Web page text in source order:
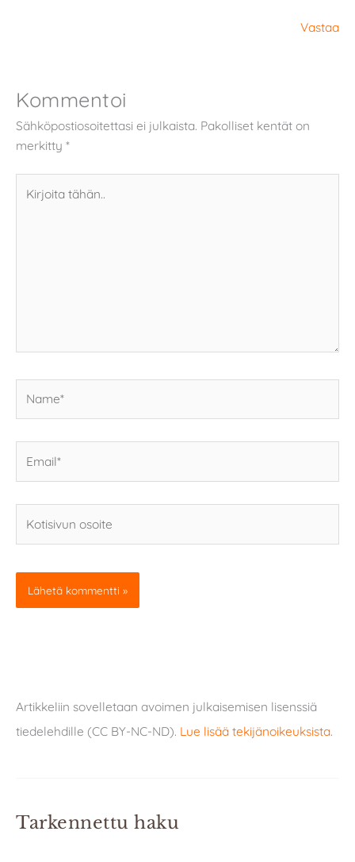
Vastaa
Kommentoi
Sähköpostiosoitettasi ei julkaista. Pakolliset kentät on
merkitty *
tähän..
osoite
Artikkeliin sovelletaan avoimen julkaisemisen lisenssiä
tiedelehdille (CC BY-NC-ND). Lue lisää tekijänoikeuksista.
Tarkennettu haku